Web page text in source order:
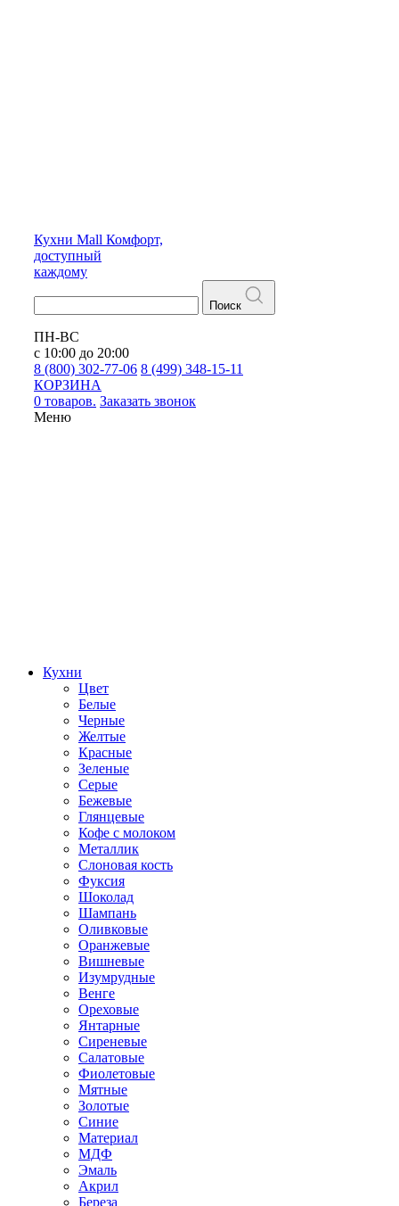
Кухни Mall Комфорт,
доступный
каждому
Поиск
ПН-ВС
с 10:00 до 20:00
8 (800) 302-77-06 8 (499) 348-15-11
КОРЗИНА
0 товаров. Заказать звонок
Меню
Кухни
Цвет
Белые
Черные
Желтые
Красные
Зеленые
Серые
Бежевые
Глянцевые
Кофе с молоком
Металлик
Слоновая кость
Фуксия
Шоколад
Шампань
Оливковые
Оранжевые
Вишневые
Изумрудные
Венге
Ореховые
Янтарные
Сиреневые
Салатовые
Фиолетовые
Мятные
Золотые
Синие
Материал
МДФ
Эмаль
Акрил
Береза